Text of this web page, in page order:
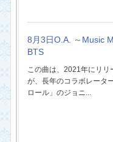
8月3日O.A. ～Music
BTS
この曲は、2021年にリリ
が、長年のコラボレータ
ロール」のジョニ...